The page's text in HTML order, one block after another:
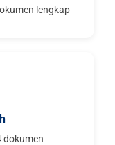
lengkap
dokumen